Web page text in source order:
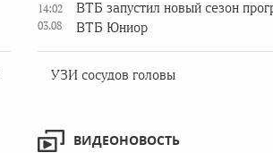
14:02
03.08
ВТБ запустил новый сезон
ВТБ Юниор
УЗИ сосудов головы
ВИДЕОНОВОСТЬ